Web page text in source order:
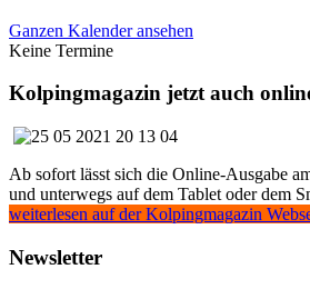
Ganzen Kalender ansehen
Keine Termine
Kolpingmagazin jetzt auch
Ab sofort lässt sich die Online-Ausgabe
und unterwegs auf dem Tablet oder dem
weiterlesen auf der Kolpingmagazin
Newsletter